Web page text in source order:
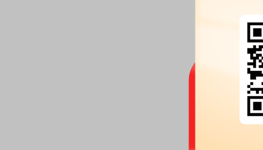
2026年07月16日共
2026年07月16日公布
月22日；除权除息日：2026年
扣税后0.18元)[正式]
2026年07月16日发布《